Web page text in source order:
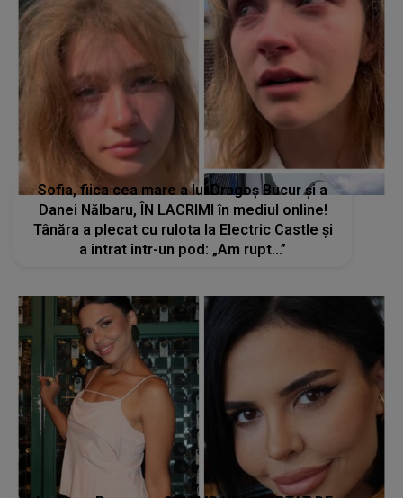
Sofia, fiica cea mare a lui Dragoș Bucur și a
Danei Nălbaru, ÎN LACRIMI în mediul online!
Tânăra a plecat cu rulota la Electric Castle și
a intrat într-un pod: „Am rupt...”